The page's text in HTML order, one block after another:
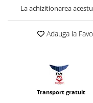
Compatibil Sony
Blitz-uri circulare
Adaptoare stativ port
Cabluri si Patine Sincron
La achizitionarea
Adauga la
Transport gratuit